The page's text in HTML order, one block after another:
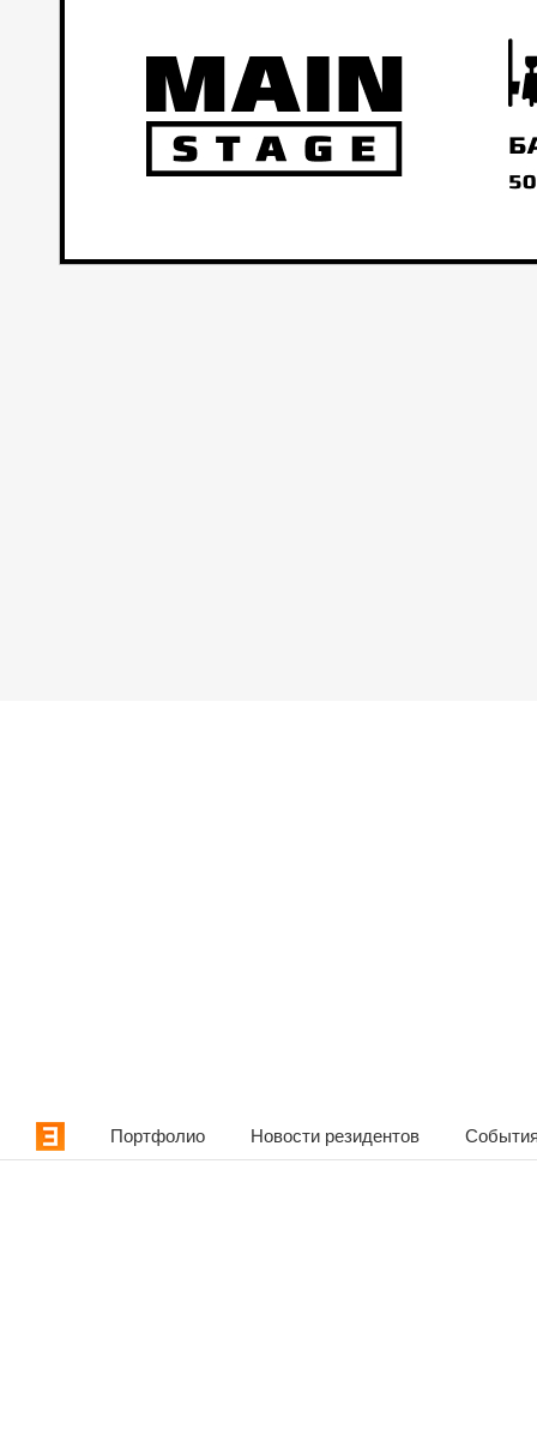
Портфолио Новости резидентов